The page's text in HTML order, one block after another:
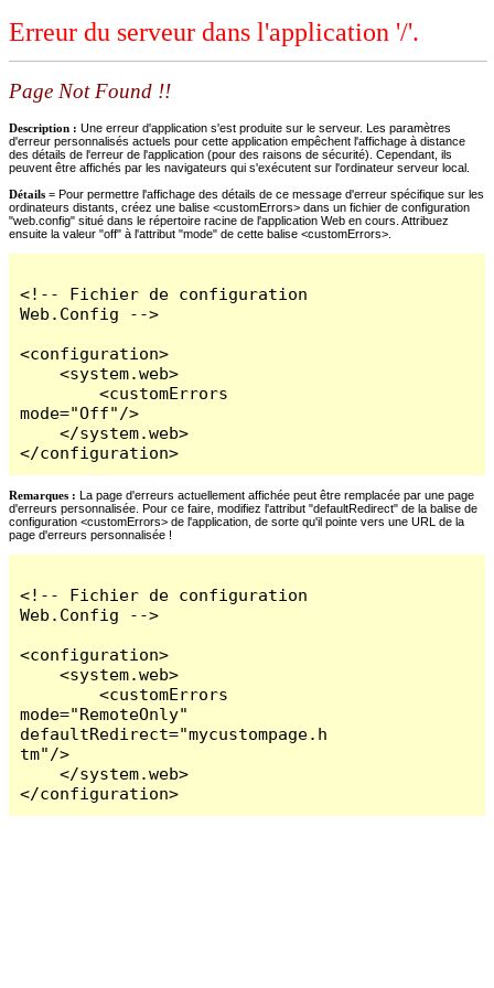
Erreur du serveur dans l'application '/'.
Page Not Found !!
Description : Une erreur d'application s'est produite sur le serveur. Les paramètres
d'erreur personnalisés actuels pour cette application empêchent l'affichage à distance
des détails de l'erreur de l'application (pour des raisons de sécurité). Cependant, ils
peuvent être affichés par les navigateurs qui s'exécutent sur l'ordinateur serveur local.
Détails = Pour permettre l'affichage des détails de ce message d'erreur spécifique sur les
ordinateurs distants, créez une balise <customErrors> dans un fichier de configuration
"web.config" situé dans le répertoire racine de l'application Web en cours. Attribuez
ensuite la valeur "off" à l'attribut "mode" de cette balise <customErrors>.
<!-- Fichier de configuration
Web.Config -->
<configuration>
    <system.web>
        <customErrors
mode="Off"/>
    </system.web>
</configuration>
Remarques : La page d'erreurs actuellement affichée peut être remplacée par une page
d'erreurs personnalisée. Pour ce faire, modifiez l'attribut "defaultRedirect" de la balise de
configuration <customErrors> de l'application, de sorte qu'il pointe vers une URL de la
page d'erreurs personnalisée !
<!-- Fichier de configuration
Web.Config -->
<configuration>
    <system.web>
        <customErrors
mode="RemoteOnly"
defaultRedirect="mycustompage.h
tm"/>
    </system.web>
</configuration>